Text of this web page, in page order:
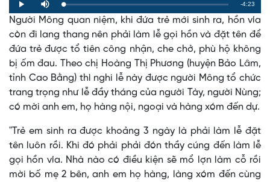
Play Mute Loaded:
0%
Progress:
0%
Remaining
Time
-4:23
Người Mông quan niệm, khi đứa trẻ mới sinh ra, hồn vía
còn đi lang thang nên phải làm lễ gọi hồn và đặt tên để
đứa trẻ được tổ tiên công nhận, che chở, phù hộ không
bị ốm đau. Theo chị Hoàng Thị Phương (huyện Bảo Lâm,
tỉnh Cao Bằng) thì nghi lễ này được người Mông tổ chức
trang trọng như lễ đầy tháng của người Tày, người Nùng;
có mời anh em, họ hàng nội, ngoại và hàng xóm đến dự.
"Trẻ em sinh ra được khoảng 3 ngày là phải làm lễ đặt
tên luôn rồi. Khi đó phải phải đón thầy cúng đến làm lễ
gọi hồn vía. Nhà nào có điều kiện sẽ mổ lợn làm cỗ rồi
mời bố mẹ 2 bên, anh em họ hàng, làng xóm đến cùng